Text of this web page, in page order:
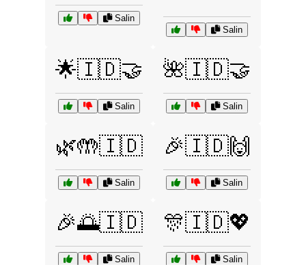
Salin
Salin
🌟🇮🇩🤝
Salin
🌺🇮🇩🤝
Salin
🌿🤲🇮🇩
Salin
🎉🇮🇩🙌
Salin
🎉🌅🇮🇩
Salin
🎊🇮🇩💖
Salin